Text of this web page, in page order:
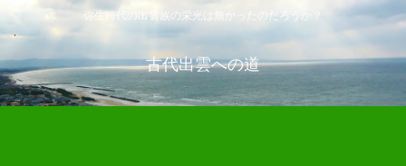
弥生時代の出雲族の栄光は無かったのだろうか？
古代出雲への道